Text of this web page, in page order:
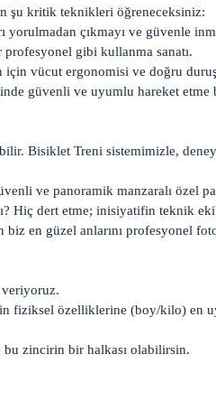
şu kritik teknikleri öğreneceksiniz:
çıkmayı ve güvenle
gibi kullanma sanatı.
için vücut ergonomisi ve doğru
güvenli ve uyumlu hareket etme
Bisiklet Treni sistemimizle,
ve panoramik manzaralı özel
Hiç dert etme; inisiyatifin teknik
biz en güzel anlarını profesyonel
veriyoruz.
fiziksel özelliklerine (boy/kilo) en
zincirin bir halkası olabilirsin.